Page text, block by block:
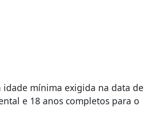
idade mínima exigida na data de
e 18 anos completos para o